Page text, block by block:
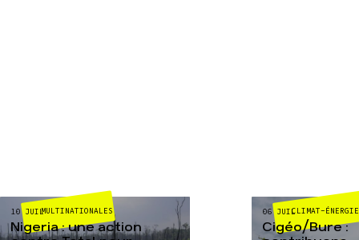
MULTINATIONALES
10 JUIL
Nigeria : une action
CLIMAT-ÉNERGIE
06 JUIL
Cigéo/Bure :